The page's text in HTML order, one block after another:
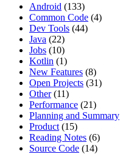
Android (133)
Common Code (4)
Dev Tools (44)
Java (22)
Jobs (10)
Kotlin (1)
New Features (8)
Open Projects (31)
Other(11)
Performance (21)
Planning and Summary
Product (15)
Reading Notes (6)
Source Code (14)